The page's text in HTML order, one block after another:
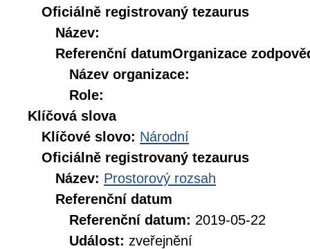
Oficiálně registrovaný tezaurus
Název:
Referenční datumOrganizace
Název organizace:
Role:
Klíčová slova
Klíčové slovo: Národní
Oficiálně registrovaný tezaurus
Název: Prostorový rozsah
Referenční datum
Referenční datum: 2019-05-22
Událost: zveřejnění